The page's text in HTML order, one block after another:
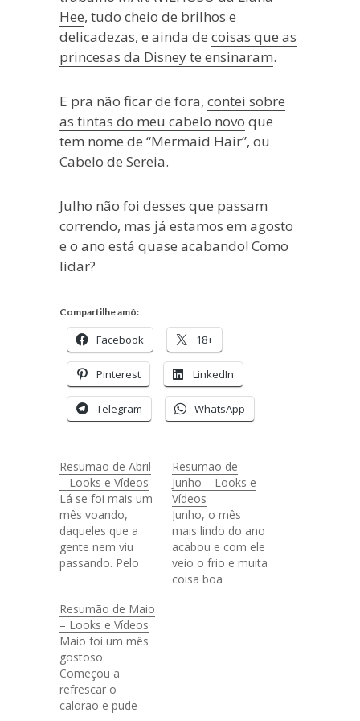
Hee, tudo cheio de brilhos e
delicadezas, e ainda de coisas que as
princesas da Disney te ensinaram.
E pra não ficar de fora, contei sobre
as tintas do meu cabelo novo que
tem nome de “Mermaid Hair”, ou
Cabelo de Sereia.
Julho não foi desses que passam
correndo, mas já estamos em agosto
e o ano está quase acabando! Como
lidar?
Compartilhe amô:
Facebook 18+
Pinterest LinkedIn
Telegram WhatsApp
Resumão de Abril
– Looks e Vídeos
Lá se foi mais um
mês voando,
daqueles que a
gente nem viu
passando. Pelo
eu aqui eu na
loucura de
planejar coisas
novas e lutando
sempre pra
manter o blog
atualizado. Resolvi
Resumão de
Junho – Looks e
Vídeos
Junho, o mês
mais lindo do ano
acabou e com ele
veio o frio e muita
coisa boa
Resumão de Maio
– Looks e Vídeos
Maio foi um mês
gostoso.
Começou a
refrescar o
calorão e pude